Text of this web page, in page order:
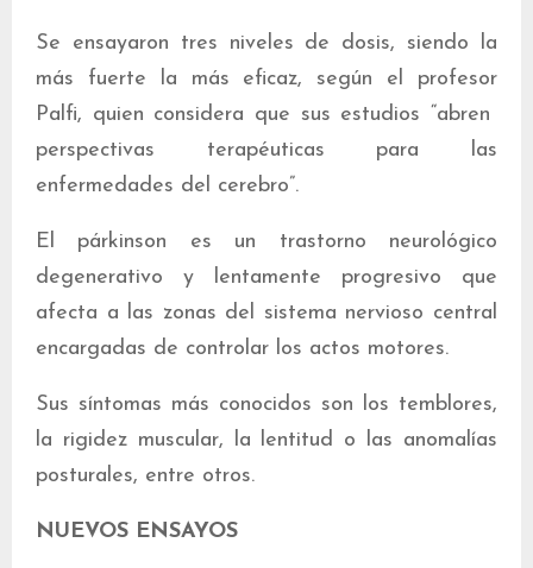
Se ensayaron tres niveles de dosis, siendo la
más fuerte la más eficaz, según el profesor
Palfi, quien considera que sus estudios “abren
perspectivas terapéuticas para las
enfermedades del cerebro”.
El párkinson es un trastorno neurológico
degenerativo y lentamente progresivo que
afecta a las zonas del sistema nervioso central
encargadas de controlar los actos motores.
Sus síntomas más conocidos son los temblores,
la rigidez muscular, la lentitud o las anomalías
posturales, entre otros.
NUEVOS ENSAYOS